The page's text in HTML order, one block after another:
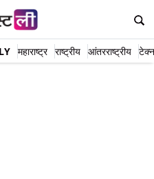
महाराष्ट्र राष्ट्रीय आंतरराष्ट्रीय